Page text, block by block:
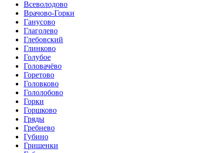
Всеволодово
Врачово-Горки
Ганусово
Глаголево
Глебовский
Глинково
Голубое
Головачёво
Горетово
Головково
Гололобово
Горки
Горшково
Гряды
Гребнево
Губино
Гришенки